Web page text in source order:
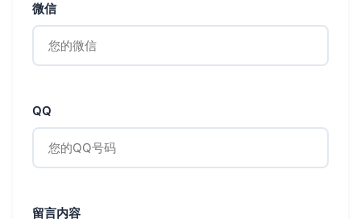
微信
QQ
留言内容